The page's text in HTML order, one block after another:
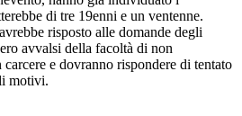
di tre 19enni e un ventenne.
risposto alle domande degli
avvalsi della facoltà di non
e dovranno rispondere di tentato
motivi.